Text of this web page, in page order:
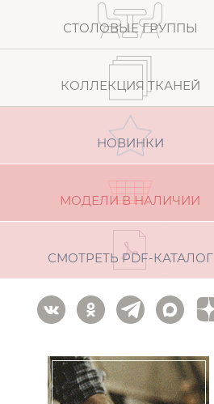
СТОЛОВЫЕ ГРУППЫ
КОЛЛЕКЦИЯ ТКАНЕЙ
НОВИНКИ
МОДЕЛИ В НАЛИЧИИ
СМОТРЕТЬ PDF-КАТАЛОГ